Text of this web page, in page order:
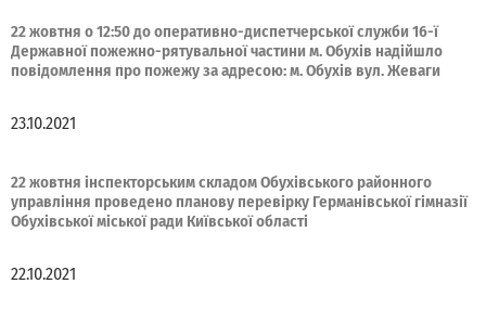
22 жовтня о 12:50 до оперативно-диспетчерської служби 16-ї
Державної пожежно-рятувальної частини м. Обухів надійшло
повідомлення про пожежу за адресою: м. Обухів вул. Жеваги
23.10.2021
22 жовтня інспекторським складом Обухівського районного
управління проведено планову перевірку Германівської гімназії
Обухівської міської ради Київської області
22.10.2021